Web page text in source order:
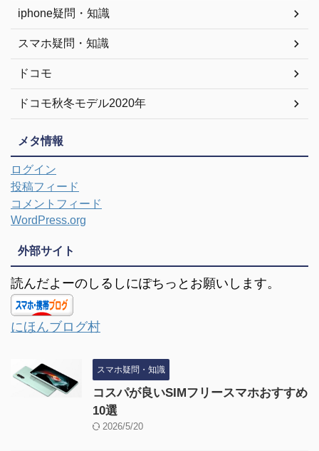
iphone疑問・知識
スマホ疑問・知識
ドコモ
ドコモ秋冬モデル2020年
メタ情報
ログイン
投稿フィード
コメントフィード
WordPress.org
外部サイト
読んだよーのしるしにぽちっとお願いします。
にほんブログ村
スマホ疑問・知識
コスパが良いSIMフリースマホおすすめ
10選
2026/5/20